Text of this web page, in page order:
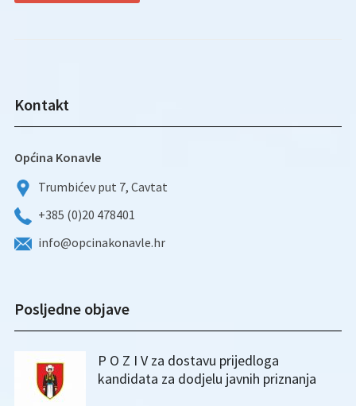
Kontakt
Općina Konavle
Trumbićev put 7, Cavtat
+385 (0)20 478401
info@opcinakonavle.hr
Posljedne objave
P O Z I V za dostavu prijedloga
kandidata za dodjelu javnih priznanja